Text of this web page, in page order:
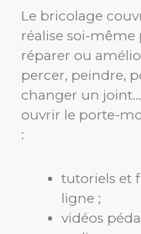
Le bricolage
réalise soi-
réparer ou
percer, peindre,
changer un
ouvrir le porte-
:
tutoriels et
ligne ;
vidéos